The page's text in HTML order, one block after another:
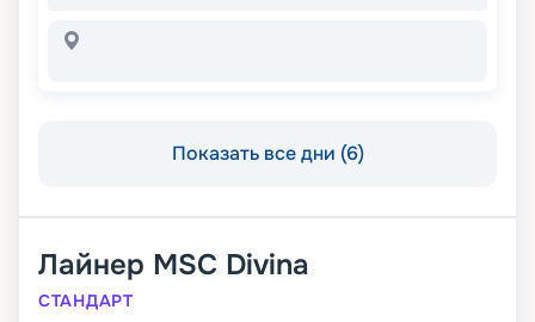
Показать все дни (6)
Лайнер MSC Divina
СТАНДАРТ